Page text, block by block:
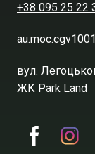
+38 095 25 22
вул.
ЖК Park Land